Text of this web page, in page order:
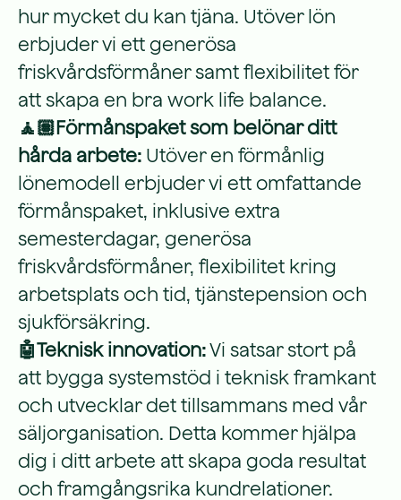
hur mycket du kan tjäna. Utöver lön
erbjuder vi ett generösa
friskvårdsförmåner samt flexibilitet för
att skapa en bra work life balance.
🧘🏽Förmånspaket som belönar ditt
hårda arbete: Utöver en förmånlig
lönemodell erbjuder vi ett omfattande
förmånspaket, inklusive extra
semesterdagar, generösa
friskvårdsförmåner, flexibilitet kring
arbetsplats och tid, tjänstepension och
sjukförsäkring.
🤖Teknisk innovation:Vi satsar stort på
att bygga systemstöd i teknisk framkant
och utvecklar det tillsammans med vår
säljorganisation. Detta kommer hjälpa
dig i ditt arbete att skapa goda resultat
och framgångsrika kundrelationer.